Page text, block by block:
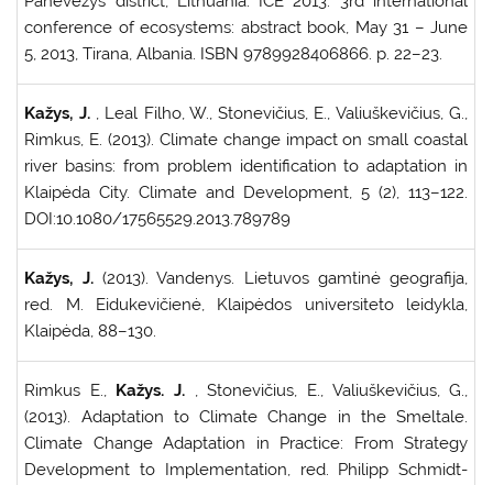
conference of ecosystems: abstract book, May 31 – June
5, 2013, Tirana, Albania. ISBN 9789928406866. p. 22–23.
Kažys, J. , Leal Filho, W., Stonevičius, E., Valiuškevičius, G.,
Rimkus, E. (2013). Climate change impact on small coastal
river basins: from problem identification to adaptation in
Klaipėda City. Climate and Development, 5 (2), 113–122.
DOI:10.1080/17565529.2013.789789
Kažys, J. (2013). Vandenys. Lietuvos gamtinė geografija,
red. M. Eidukevičienė, Klaipėdos universiteto leidykla,
Klaipėda, 88–130.
Rimkus E., Kažys. J. , Stonevičius, E., Valiuškevičius, G.,
(2013). Adaptation to Climate Change in the Smeltale.
Climate Change Adaptation in Practice: From Strategy
Development to Implementation, red. Philipp Schmidt-